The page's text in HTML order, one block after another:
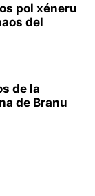
pol xéneru
del
de la
de Branu